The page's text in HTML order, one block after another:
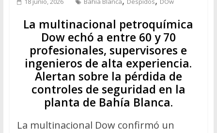
La multinacional petroquímica
Dow echó a entre 60 y 70
profesionales, supervisores e
ingenieros de alta experiencia.
Alertan sobre la pérdida de
controles de seguridad en la
planta de Bahía Blanca.
La multinacional Dow confirmó un